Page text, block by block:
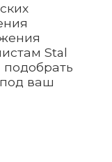
Stal
ваш